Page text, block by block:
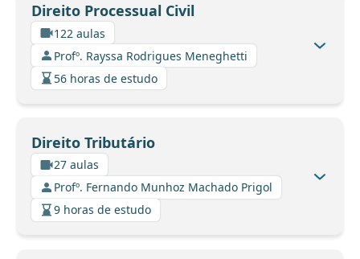
Direito Processual Civil
122 aulas
Profº. Rayssa Rodrigues Meneghetti
56 horas de estudo
Direito Tributário
27 aulas
Profº. Fernando Munhoz Machado Prigol
9 horas de estudo